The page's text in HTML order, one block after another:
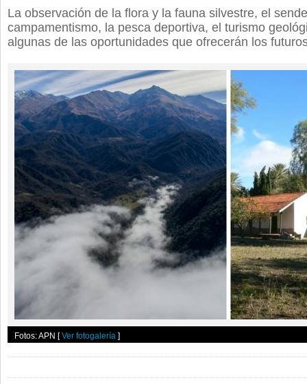
La observación de la flora y la fauna silvestre, el
campamentismo, la pesca deportiva, el turismo
algunas de las oportunidades que ofrecerán los
Fotos: APN [Ver fotogalería ]